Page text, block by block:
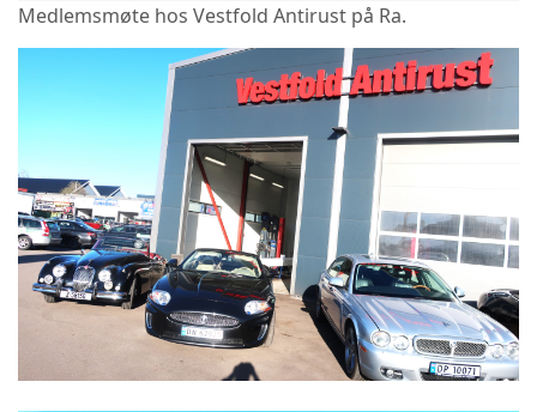
Medlemsmøte hos Vestfold Antirust på Ra.